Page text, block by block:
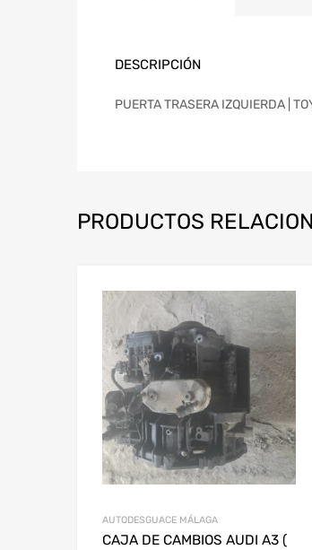
DESCRIPCIÓN
PUERTA TRASERA IZQUIERDA |
PRODUCTOS
AUTODESGUACE MÁLAGA
CAJA DE CAMBIOS AUDI A3 (